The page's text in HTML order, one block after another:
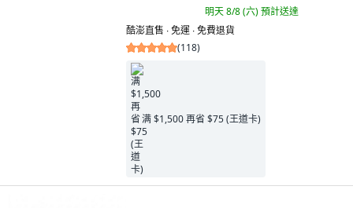
明天 8/8 (六)預計送達
酷澎直售 ∙ 免運 ∙ 免費退貨
(118)
满 $1,500 再省 $75 (王道卡)